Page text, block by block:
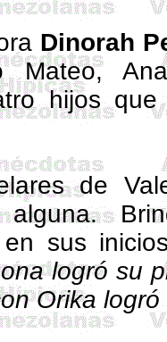
Dinorah
Mateo,
hijos
de
en sus
logró su
Orika logró